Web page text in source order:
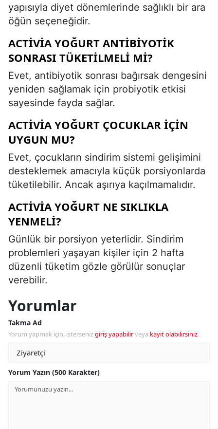
yapısıyla diyet dönemlerinde sağlıklı bir ara
öğün seçeneğidir.
ACTIVIA YOĞURT ANTIBIYOTIK
SONRASI TÜKETILMELI MI?
Evet, antibiyotik sonrası bağırsak dengesini
yeniden sağlamak için probiyotik etkisi
sayesinde fayda sağlar.
ACTIVIA YOĞURT ÇOCUKLAR İÇIN
UYGUN MU?
Evet, çocukların sindirim sistemi gelişimini
desteklemek amacıyla küçük porsiyonlarda
tüketilebilir. Ancak aşırıya kaçılmamalıdır.
ACTIVIA YOĞURT NE SIKLIKLA
YENMELI?
Günlük bir porsiyon yeterlidir. Sindirim
problemleri yaşayan kişiler için 2 hafta
düzenli tüketim gözle görülür sonuçlar
verebilir.
Yorumlar
Takma Ad
Yorum yapmak için, istersenizgiriş yapabilirveya kayıt olabilirsiniz.
Yorum Yazın (500 Karakter)